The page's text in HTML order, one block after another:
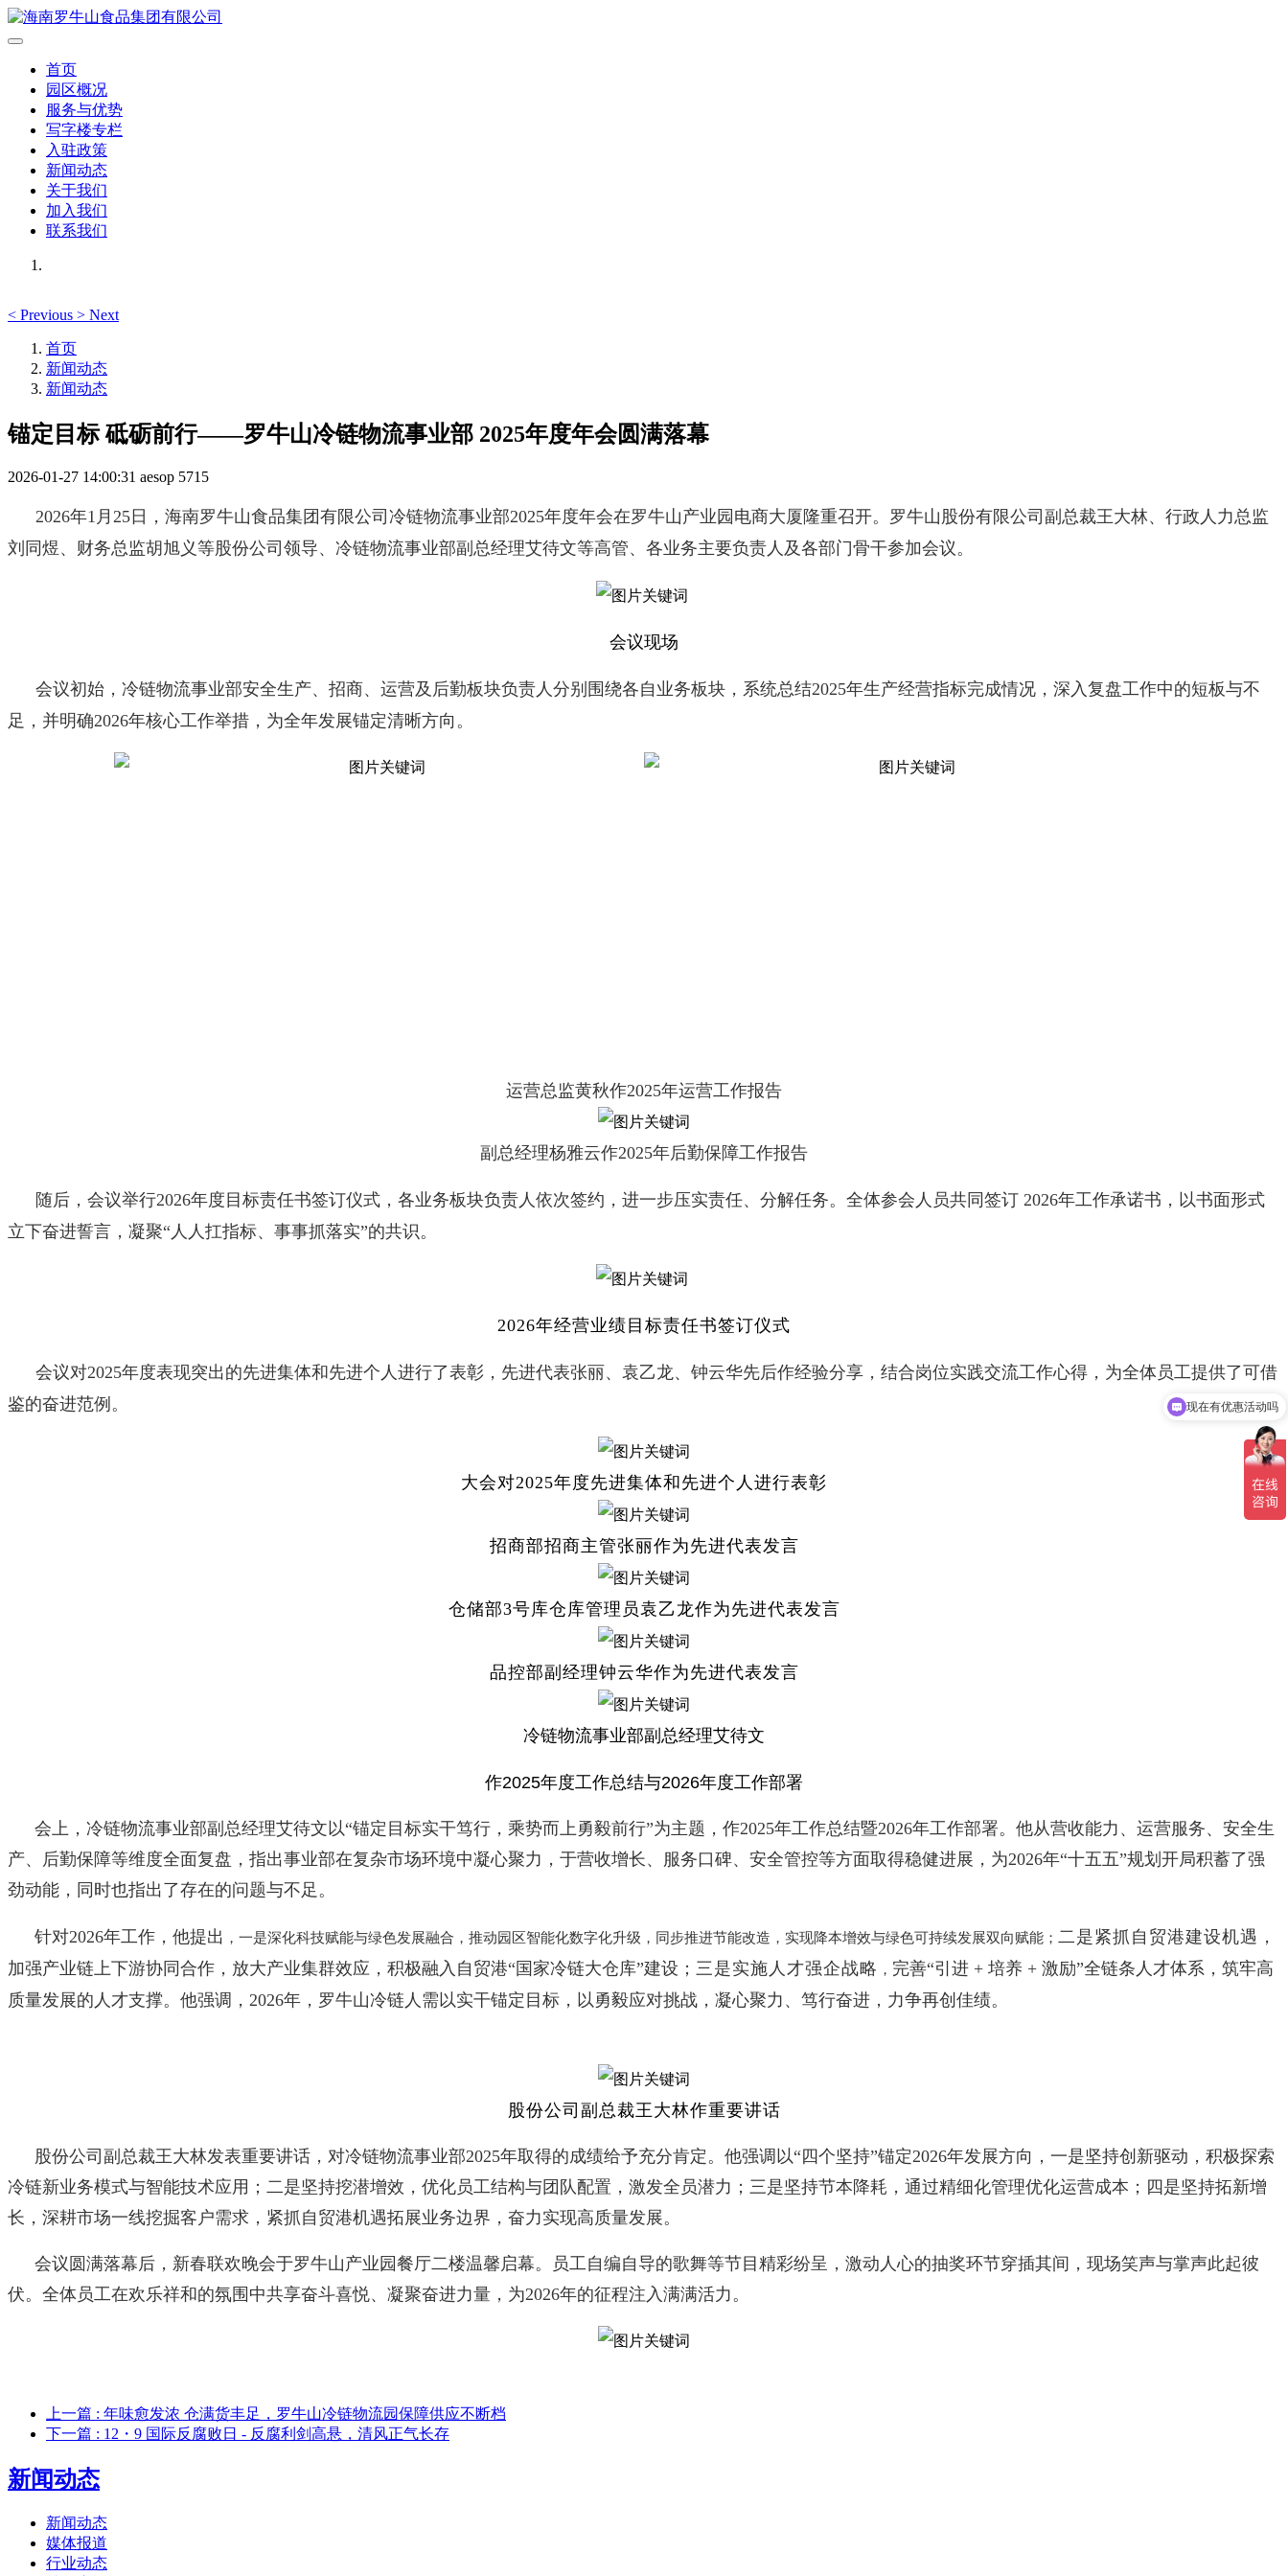
首页
园区概况
服务与优势
写字楼专栏
入驻政策
新闻动态
关于我们
加入我们
联系我们
< Previous > Next
首页
新闻动态
新闻动态
锚定目标 砥砺前行——罗牛山冷链物流事业部 2025年度年会圆满落幕
2026-01-27 14:00:31 aesop 5715
2026年1月25日，海南罗牛山食品集团有限公司冷链物流事业部2025年度年会在罗牛山产业园电商大厦隆重召开。罗牛山股份有限公司副总裁王大林、行政人力总监
刘同煜、财务总监胡旭义等股份公司领导、冷链物流事业部副总经理艾待文等高管、各业务主要负责人及各部门骨干参加会议。
会议现场
会议初始，冷链物流事业部安全生产、招商、运营及后勤板块负责人分别围绕各自业务板块，系统总结2025年生产经营指标完成情况，深入复盘工作中的短板与不
足，并明确2026年核心工作举措，为全年发展锚定清晰方向。
运营总监黄秋作2025年运营工作报告
副总经理杨雅云作2025年后勤保障工作报告
随后，会议举行2026年度目标责任书签订仪式，各业务板块负责人依次签约，进一步压实责任、分解任务。全体参会人员共同签订 2026年工作承诺书，以书面形式
立下奋进誓言，凝聚“人人扛指标、事事抓落实”的共识。
2026年经营业绩目标责任书签订仪式
会议对2025年度表现突出的先进集体和先进个人进行了表彰，先进代表张丽、袁乙龙、钟云华先后作经验分享，结合岗位实践交流工作心得，为全体员工提供了可借
鉴的奋进范例。
大会对2025年度先进集体和先进个人进行表彰
招商部招商主管张丽作为先进代表发言
仓储部3号库仓库管理员袁乙龙作为先进代表发言
品控部副经理钟云华作为先进代表发言
冷链物流事业部副总经理艾待文
作2025年度工作总结与2026年度工作部署
会上，冷链物流事业部副总经理艾待文以“锚定目标实干笃行，乘势而上勇毅前行”为主题，作2025年工作总结暨2026年工作部署。他从营收能力、运营服务、安全生
产、后勤保障等维度全面复盘，指出事业部在复杂市场环境中凝心聚力，于营收增长、服务口碑、安全管控等方面取得稳健进展，为2026年“十五五”规划开局积蓄了强
劲动能，同时也指出了存在的问题与不足。
针对2026年工作，他提出 ，一是深化科技赋能与绿色发展融合，推动园区智能化数字化升级，同步推进节能改造，实现降本增效与绿色可持续发展双向赋能； 二是紧抓自贸港建设机遇 ，
加强产业链上下游协同合作，放大产业集群效应，积极融入自贸港“国家冷链大仓库”建设； 三是实施人才强企战略 ， 完善“引进 + 培养 + 激励”全链条人才体系，筑牢高
质量发展的人才支撑。他强调，2026年，罗牛山冷链人需以实干锚定目标，以勇毅应对挑战，凝心聚力、笃行奋进，力争再创佳绩。
股份公司副总裁王大林作重要讲话
股份公司副总裁王大林发表重要讲话，对冷链物流事业部2025年取得的成绩给予充分肯定。他强调以“四个坚持”锚定2026年发展方向，一是坚持创新驱动，积极探索
冷链新业务模式与智能技术应用；二是坚持挖潜增效，优化员工结构与团队配置，激发全员潜力；三是坚持节本降耗，通过精细化管理优化运营成本；四是坚持拓新增
长，深耕市场一线挖掘客户需求，紧抓自贸港机遇拓展业务边界，奋力实现高质量发展。
会议圆满落幕后，新春联欢晚会于罗牛山产业园餐厅二楼温馨启幕。员工自编自导的歌舞等节目精彩纷呈，激动人心的抽奖环节穿插其间，现场笑声与掌声此起彼
伏。全体员工在欢乐祥和的氛围中共享奋斗喜悦、凝聚奋进力量，为2026年的征程注入满满活力。
上一篇 : 年味愈发浓 仓满货丰足，罗牛山冷链物流园保障供应不断档
下一篇 : 12・9 国际反腐败日 - 反腐利剑高悬，清风正气长存
新闻动态
新闻动态
媒体报道
行业动态
可以介绍下你们的产品么
现在有优惠活动吗